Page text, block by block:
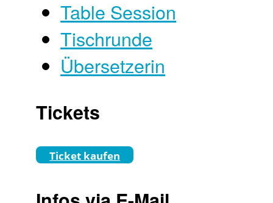
Table Session
Tischrunde
Übersetzerin
Tickets
Ticket kaufen